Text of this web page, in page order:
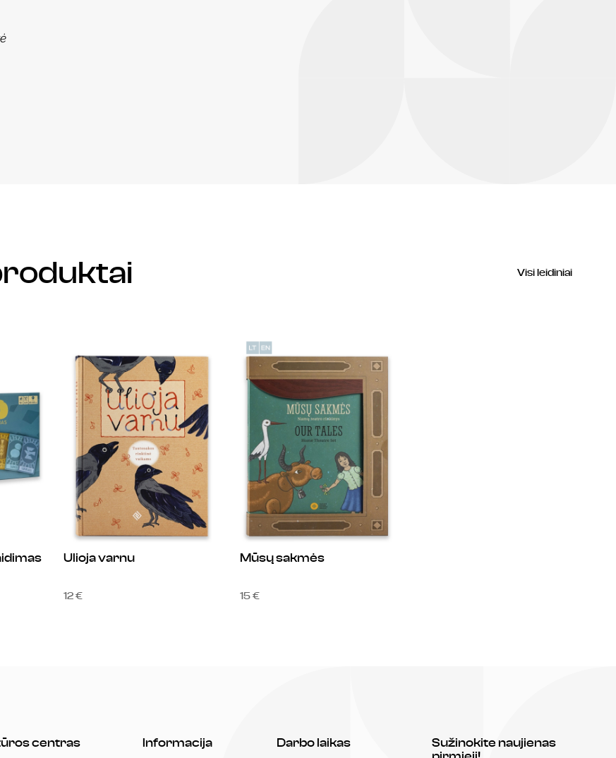
Visi leidiniai
Ulioja varnu
12 €
Mūsų sakmės
15 €
centras Informacija Darbo laikas
Sužinokite naujienas